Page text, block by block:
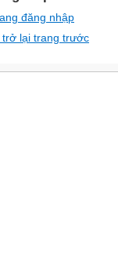
đăng nhập
trở lại trang trước